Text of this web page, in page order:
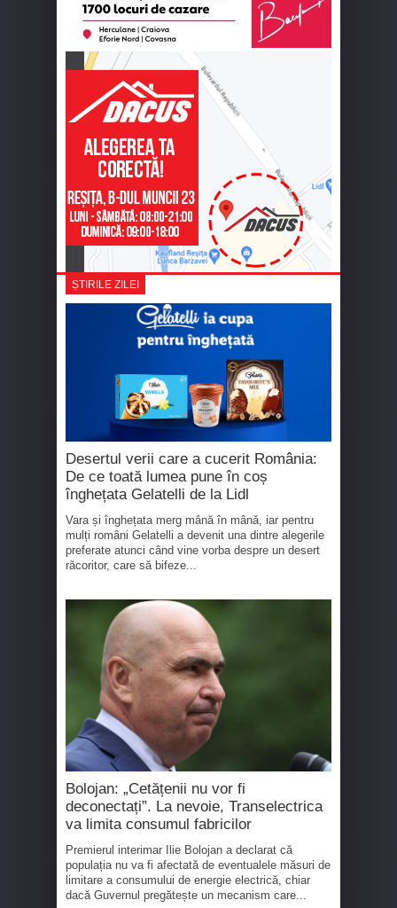
ȘTIRILE ZILEI
Desertul verii care a cucerit România:
De ce toată lumea pune în coș
înghețata Gelatelli de la Lidl
Vara și înghețata merg mână în mână, iar pentru
mulți români Gelatelli a devenit una dintre alegerile
preferate atunci când vine vorba despre un desert
răcoritor, care să bifeze...
Bolojan: „Cetățenii nu vor fi
deconectați”. La nevoie, Transelectrica
va limita consumul fabricilor
Premierul interimar Ilie Bolojan a declarat că
populația nu va fi afectată de eventualele măsuri de
limitare a consumului de energie electrică, chiar
dacă Guvernul pregătește un mecanism care...